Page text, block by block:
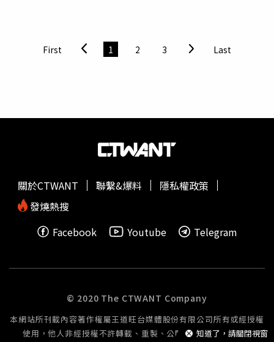
博爾
曼（Matthew Borman）在內的多名資深官員。
與此同時，川普正大刀闊斧廢除拜登時期的科技政策，特別
問題特別委員會首席議員克利胥納莫提（Raja
表示憂心：「出口管制必須立即見效，我們沒有時間浪費。
每拖延1天限制繞道晶片出口，就是給對手多1天囤積戰備物
人也拒絕發表評論。
稱「Peter Retarrdo」稱呼納瓦羅。後續馬斯克弟弟金
（Kimbal Musk）也加入戰局，於7日批評關稅為「美國消
後，隨即導致市場震盪，不僅汽車價格面臨上漲壓力，也使
裝，較不易直接受限於整車進口關稅，但其零組件來自多
國，尤其是鋼鐵與鋁材料大量仰賴加拿大與墨西哥，電子零
特斯拉的業績也出現疲態，第一季交車數據年減13%，未達
市場預期，而在這之前，公司已經歷自2022年以來最差的
（Department of Government Efficiency，DOGE）」負責
瓦羅的爭執，白宮新聞秘書萊維特（Karoline Leavitt）於8
日簡報中回應「很明顯，這是兩位對貿易與關稅持有非常不
同觀點的人。男孩就是男孩，我們會讓他們繼續公開爭
執。」萊維特也提到，川普十分歡迎政府內部有多元聲音，
First 1 2 3 Last
知道了，請關閉視窗
關於CTWANT 聯繫&爆料
隱私權政策
發燒熱搜
Facebook
Youtube Telegram
© 2020 The CTWANT Company
本網站所刊載內容著作權屬王道旺台媒體股份有限公司所有或經授權
使用，他人非經授權不許轉載、重製、公開播送或公開傳輸。